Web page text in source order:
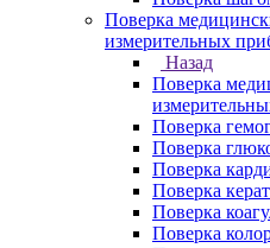
Поверка
измерительных
Назад
Поверка
Поверка
Поверка
Поверка
Поверка
Поверка
Поверка